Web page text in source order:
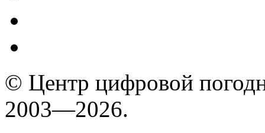
© Центр цифровой
2003—2026.